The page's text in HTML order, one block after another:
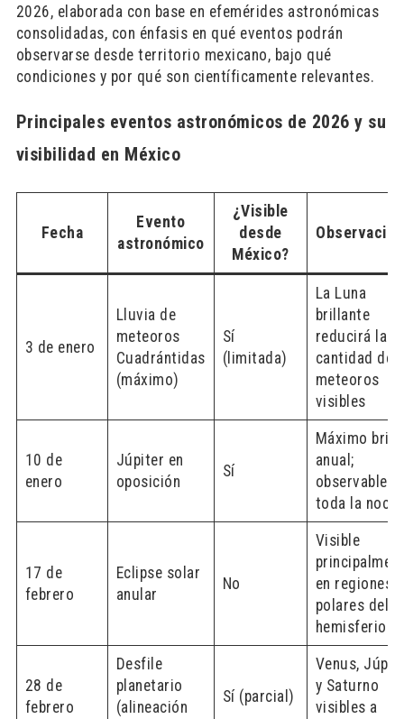
2026, elaborada con base en efemérides astronómicas
consolidadas, con énfasis en qué eventos podrán
observarse desde territorio mexicano, bajo qué
condiciones y por qué son científicamente relevantes.
Principales eventos astronómicos de 2026 y su
visibilidad en México
Fecha
Evento
astronómico
¿Visible
desde
México?
3 de enero
Lluvia de
meteoros
Cuadrántidas
(máximo)
Sí
(limitada)
La Luna
brillante
reducirá la
cantidad de
meteoros
visibles
10 de
enero
Júpiter en
oposición
Sí
Máximo
anual;
observable
toda la
17 de
febrero
Eclipse solar
anular
No
Visible
en regiones
polares del
hemisferio
28 de
febrero
Desfile
planetario
(alineación
Sí (parcial)
Venus,
y Saturno
visibles a